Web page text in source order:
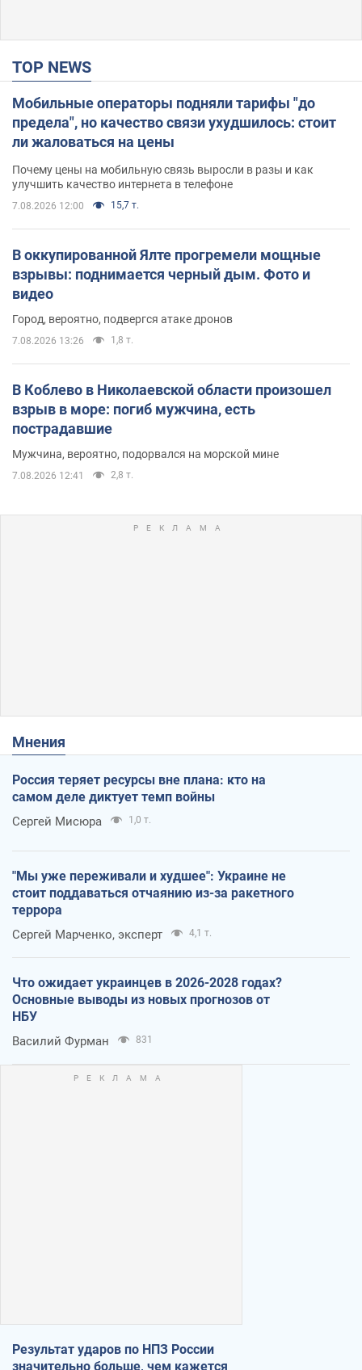
TOP NEWS
Мобильные операторы подняли тарифы "до
предела", но качество связи ухудшилось: стоит
ли жаловаться на цены
Почему цены на мобильную связь выросли в разы и как
улучшить качество интернета в телефоне
7.08.2026 12:00 15,7 т.
В оккупированной Ялте прогремели мощные
взрывы: поднимается черный дым. Фото и
видео
Город, вероятно, подвергся атаке дронов
7.08.2026 13:26 1,8 т.
В Коблево в Николаевской области произошел
взрыв в море: погиб мужчина, есть
пострадавшие
Мужчина, вероятно, подорвался на морской мине
7.08.2026 12:41 2,8 т.
Мнения
Россия теряет ресурсы вне плана: кто на
самом деле диктует темп войны
Сергей Мисюра 1,0 т.
"Мы уже переживали и худшее": Украине не
стоит поддаваться отчаянию из-за ракетного
террора
Сергей Марченко, эксперт 4,1 т.
Что ожидает украинцев в 2026-2028 годах?
Основные выводы из новых прогнозов от
НБУ
Василий Фурман 831
Результат ударов по НПЗ России
значительно больше, чем кажется